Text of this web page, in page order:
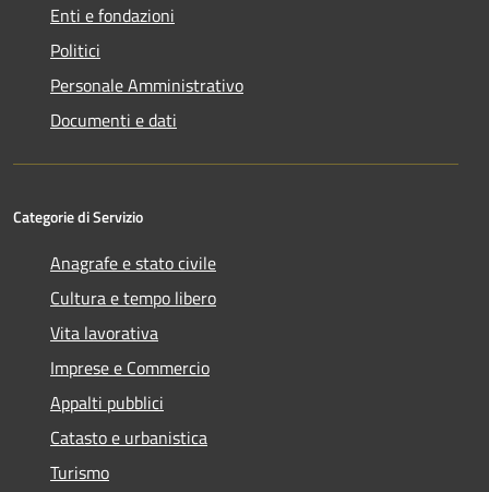
Enti e fondazioni
Politici
Personale Amministrativo
Documenti e dati
Categorie di Servizio
Anagrafe e stato civile
Cultura e tempo libero
Vita lavorativa
Imprese e Commercio
Appalti pubblici
Catasto e urbanistica
Turismo